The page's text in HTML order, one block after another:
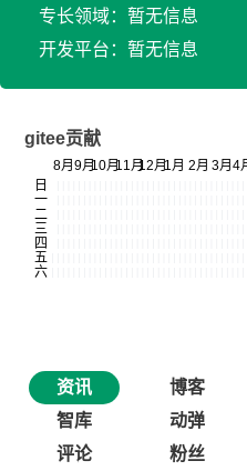
专长领域：暂无信息
开发平台：暂无信息
gitee贡献
资讯 博客
智库
动弹
评论
粉丝